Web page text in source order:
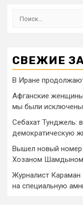
СВЕЖИЕ
В Иране
Афганские
мы были
Себахат Тунджель:
демократическую
Вышел новый номер
Хозаном
Журналист Караман
на специальную